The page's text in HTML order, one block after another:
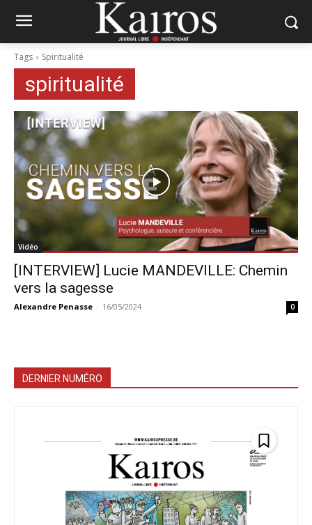
Tags Spiritualité
spiritualité
Vidéo
[INTERVIEW] Lucie MANDEVILLE: Chemin
vers la sagesse
Alexandre Penasse - 16/05/2024 0
DERNIER NUMÉRO